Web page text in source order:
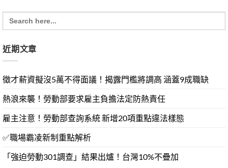
Search
for:
近期文章
徵才薪資擬沒5萬不得面議！揭露門檻將調高 涵蓋9成職缺
熱浪來襲！勞動部要求雇主負擔法定防熱責任
雇主注意！勞動部查詢系統 新增20項重點違法樣態
✅職場霸凌新制重點解析
「強迫勞動301調查」結果出爐！台灣10%不疊加